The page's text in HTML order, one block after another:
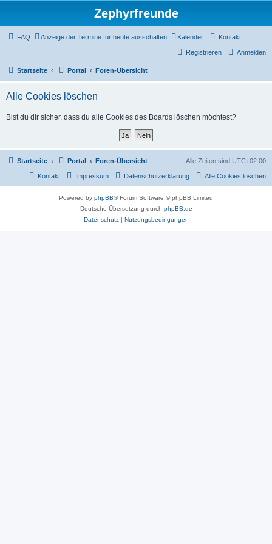
Zephyrfreunde
FAQ Anzeige der Termine für heute ausschalten Kalender Kontakt
Anmelden
Registrieren
Startseite Portal Foren-Übersicht
Alle Cookies löschen
Bist du dir sicher, dass du alle Cookies des Boards löschen möchtest?
Startseite Portal Foren-Übersicht Alle Zeiten sind UTC+02:00
Alle Cookies löschen
Datenschutzerklärung
Impressum
Kontakt
Powered by phpBB® Forum Software © phpBB Limited
Deutsche Übersetzung durch phpBB.de
Datenschutz| Nutzungsbedingungen